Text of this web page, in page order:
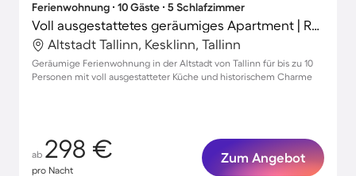
Ferienwohnung ∙ 10 Gäste ∙ 5 Schlafzimmer
Voll ausgestattetes geräumiges Apartment | Rathausplatz in der Nähe
Altstadt Tallinn, Kesklinn, Tallinn
Geräumige Ferienwohnung in der Altstadt von Tallinn für bis zu 10
Personen mit voll ausgestatteter Küche und historischem Charme
ab 298 €
pro Nacht
Zum Angebot